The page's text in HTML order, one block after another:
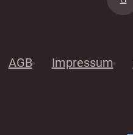
AGB Impressum